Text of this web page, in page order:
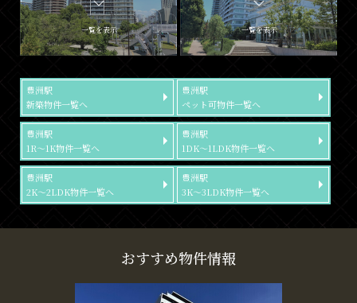
一覧を表示 一覧を表示
豊洲駅
新築物件一覧へ
豊洲駅
ペット可物件一覧へ
豊洲駅
1R～1K物件一覧へ
豊洲駅
1DK～1LDK物件一覧へ
豊洲駅
2K～2LDK物件一覧へ
豊洲駅
3K～3LDK物件一覧へ
おすすめ物件情報